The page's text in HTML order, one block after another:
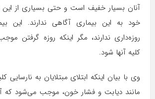
آنان بسیار خفیف است و حتی بسیاری از این
خود به این بیماری آگاهی ندارند. این
روزه‌داری ندارند، مگر اینکه روزه گرفتن
کلیه آنها شود.
وی با بیان اینکه ابتلای مبتلایان به نارسایی
مانند دیابت و فشار خون، موجب می‌شود که